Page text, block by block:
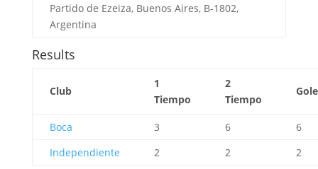
Partido de Ezeiza, Buenos Aires, B-1802,
Argentina
Results
Club
1
Tiempo
2
Tiempo
Boca 3 6
6
Independiente
2 2 2